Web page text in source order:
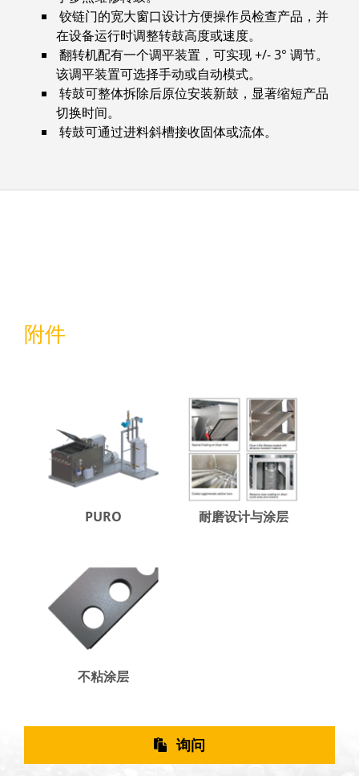
铰链门的宽大窗口设计方便操作员检查产品，并
在设备运行时调整转鼓高度或速度。
翻转机配有一个调平装置，可实现 +/- 3° 调节。
该调平装置可选择手动或自动模式。
转鼓可整体拆除后原位安装新鼓，显著缩短产品
切换时间。
转鼓可通过进料斜槽接收固体或流体。
附件
PURO 耐磨设计与涂层
不粘涂层
询问